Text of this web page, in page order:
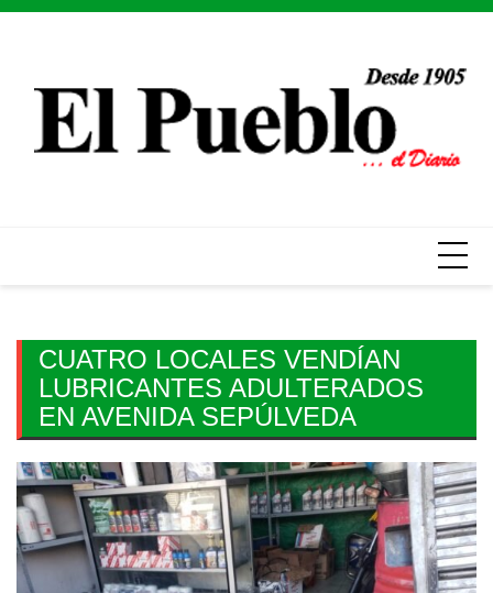
Skip
CUATRO LOCALES VENDÍAN
LUBRICANTES ADULTERADOS
EN AVENIDA SEPÚLVEDA